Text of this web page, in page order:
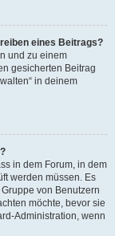
eines Beitrags?
und zu einem
gesicherten Beitrag
in deinem
in dem Forum, in dem
werden müssen. Es
von Benutzern
möchte, bevor sie
Administration, wenn